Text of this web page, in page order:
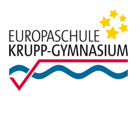
Inhalt
springen
(Enter
drücken)